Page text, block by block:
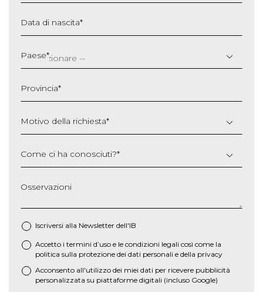
Data di nascita*
slash
MM
AAAA
Paese*
Provincia*
Motivo della richiesta*
Come ci ha conosciuti?*
Osservazioni
Iscriversi alla Newsletter dell'IB
* Accetto i termini d’uso e le condizioni legali così come la
politica sulla protezione dei dati personali e della privacy
Acconsento all'utilizzo dei miei dati per ricevere pubblicità
personalizzata su piattaforme digitali (incluso Google)